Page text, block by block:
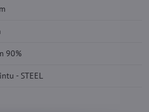
90%
- STEEL